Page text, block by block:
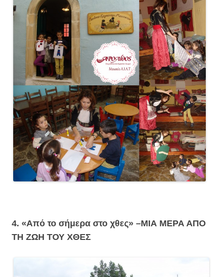
4. «Από το σήμερα στο χθες» –ΜΙΑ ΜΕΡΑ ΑΠΟ
ΤΗ ΖΩΗ ΤΟΥ ΧΘΕΣ